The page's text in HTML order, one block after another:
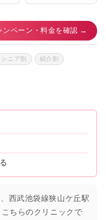
ンペーン・料金を確認 →
シニア割 紹介割
西武池袋線狭山ケ丘駅
ちらのクリニックで